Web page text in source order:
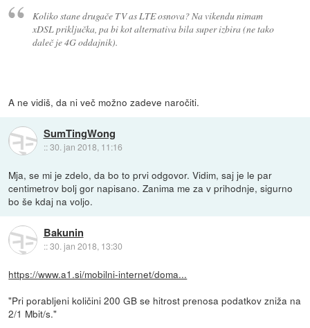
Koliko stane drugače TV as LTE osnova? Na vikendu nimam
xDSL priključka, pa bi kot alternativa bila super izbira (ne tako
daleč je 4G oddajnik).
A ne vidiš, da ni več možno zadeve naročiti.
SumTingWong
::30. jan 2018, 11:16
Mja, se mi je zdelo, da bo to prvi odgovor. Vidim, saj je le par
centimetrov bolj gor napisano. Zanima me za v prihodnje, sigurno
bo še kdaj na voljo.
Bakunin
::30. jan 2018, 13:30
https://www.a1.si/mobilni-internet/doma...
"Pri porabljeni količini 200 GB se hitrost prenosa podatkov zniža na
2/1 Mbit/s."